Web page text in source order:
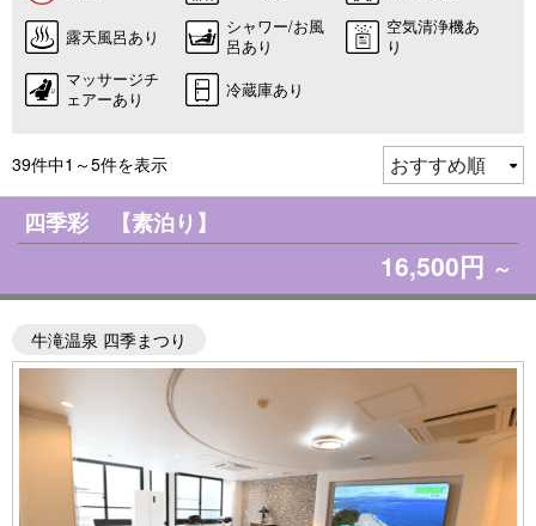
露天風呂あり
シャワー/お風
呂あり
空気清浄機あ
り
マッサージチ
ェアーあり
冷蔵庫あり
39件中1～5件を表示
四季彩 【素泊り】
16,500円 ～
牛滝温泉 四季まつり